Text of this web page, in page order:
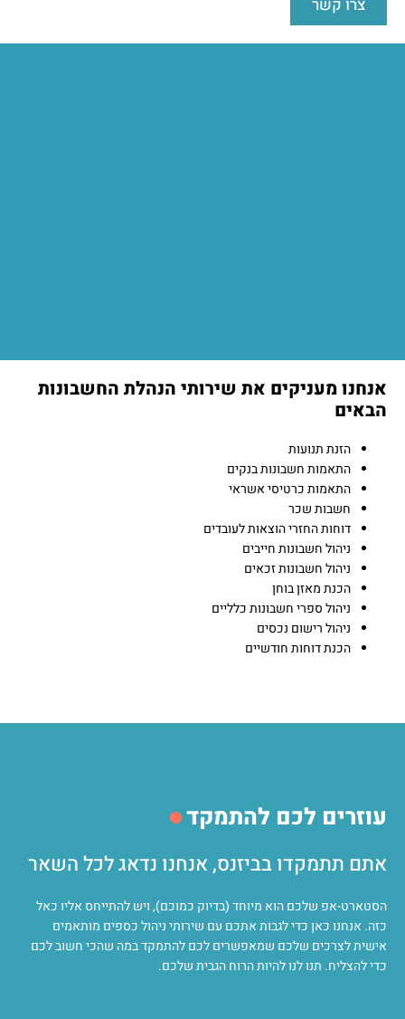
צרו קשר
אנחנו מעניקים את שירותי הנהלת החשבונות
הבאים
הזנת תנועות
התאמות חשבונות בנקים
התאמות כרטיסי אשראי
חשבות שכר
דוחות החזרי הוצאות לעובדים
ניהול חשבונות חייבים
ניהול חשבונות זכאים
הכנת מאזן בוחן
ניהול ספרי חשבונות כלליים
ניהול רישום נכסים
הכנת דוחות חודשיים
עוזרים לכם להתמקד
אתם תתמקדו בביזנס, אנחנו נדאג לכל השאר
הסטארט-אפ שלכם הוא מיוחד (בדיוק כמוכם), ויש להתייחס אליו כאל
כזה. אנחנו כאן כדי לגבות אתכם עם שירותי ניהול כספים מותאמים
אישית לצרכים שלכם שמאפשרים לכם להתמקד במה שהכי חשוב לכם
כדי להצליח. תנו לנו להיות הרוח הגבית שלכם.